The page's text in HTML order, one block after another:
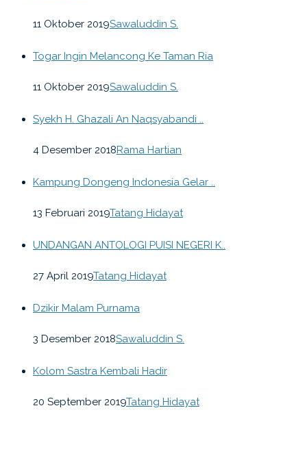
11 Oktober 2019Sawaluddin S.
Togar Ingin Melancong Ke Taman Ria
11 Oktober 2019Sawaluddin S.
Syekh H. Ghazali An Naqsyabandi ..
4 Desember 2018Rama Hartian
Kampung Dongeng Indonesia Gelar ..
13 Februari 2019Tatang Hidayat
UNDANGAN ANTOLOGI PUISI NEGERI K..
27 April 2019Tatang Hidayat
Dzikir Malam Purnama
3 Desember 2018Sawaluddin S.
Kolom Sastra Kembali Hadir
20 September 2019Tatang Hidayat